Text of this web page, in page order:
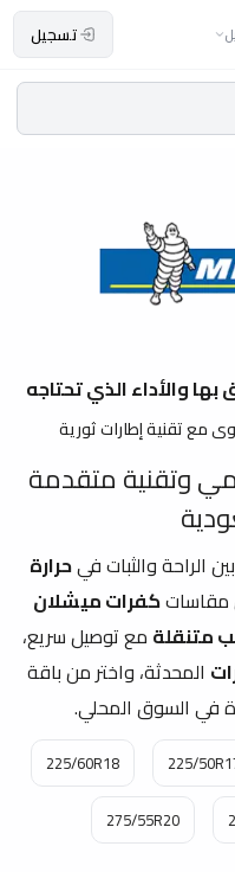
تسجيل
والأداء الذي تحتاجه
مع تقنية إطارات ثورية
وتقنية متقدمة
الراحة والثبات فيحرارة
مقاساتكفرات ميشلان
متنقلة مع توصيل سريع،
المحدثة، واختر من باقة
في السوق المحلي.
225/
225/60R18
275/55R20